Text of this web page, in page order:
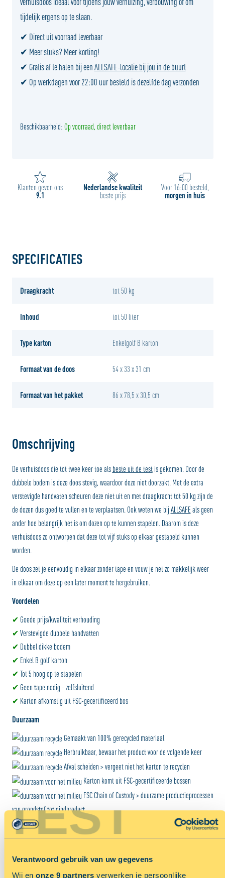
TEST
Verantwoord gebruik van uw gegevens
Wij en onze 9 partners verwerken je persoonlijke
tijdelijk ergens op te slaan.
✔ Direct uit voorraad leverbaar
✔ Meer stuks? Meer korting!
✔ Gratis af te halen bij eenALLSAFE-locatie bij jou in de buurt
✔ Op werkdagen voor 22:00 uur besteld is dezelfde dag verzonden
Beschikbaarheid: Op voorraad, direct leverbaar
Klanten geven ons
9.1
Nederlandse kwaliteit
beste prijs
Voor 16:00 besteld,
morgen in huis
SPECIFICATIES
Draagkracht tot 50 kg
Inhoud tot 50 liter
Type karton Enkelgolf B karton
Formaat van de doos 54 x 33 x 31 cm
Formaat van het pakket 86 x 78,5 x 30,5 cm
Omschrijving
De verhuisdoos die tot twee keer toe als beste uit de testis gekomen. Door de
dubbele bodem is deze doos stevig, waardoor deze niet doorzakt. Met de extra
verstevigde handvaten scheuren deze niet uit en met draagkracht tot 50 kg zijn de
de dozen dus goed te vullen en te verplaatsen. Ook weten we bij ALLSAFE als geen
ander hoe belangrijk het is om dozen op te kunnen stapelen. Daarom is deze
verhuisdoos zo ontworpen dat deze tot vijf stuks op elkaar gestapeld kunnen
worden.
De doos zet je eenvoudig in elkaar zonder tape en vouw je net zo makkelijk weer
in elkaar om deze op een later moment te hergebruiken.
Voordelen
✔ Goede prijs/kwaliteit verhouding
✔ Verstevigde dubbele handvatten
✔ Dubbel dikke bodem
✔ Enkel B golf karton
✔ Tot 5 hoog op te stapelen
✔ Geen tape nodig - zelfsluitend
✔ Karton afkomstig uit FSC-gecertificeerd bos
Duurzaam
Gemaakt van 100% gerecycled materiaal
Herbruikbaar, bewaar het product voor de volgende keer
Afval scheiden > vergeet niet het karton te recyclen
Karton komt uit FSC-gecertificeerde bossen
FSC Chain of Custody > duurzame productieprocessen
van grondstof tot eindproduct
Inkten zijn op waterbasis
Geen tape nodig, dus minder gebruik van plastic